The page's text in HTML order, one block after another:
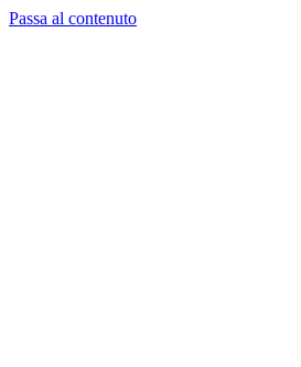
Passa al contenuto